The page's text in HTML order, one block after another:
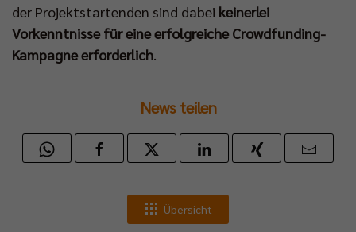
der Projektstartenden sind dabei keinerlei
Vorkenntnisse für eine erfolgreiche Crowdfunding-
Kampagne erforderlich.
News teilen
Übersicht